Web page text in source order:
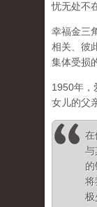
忧无处不
幸福金三
相关、彼
集体受损
1950年，
女儿的父
在
与
将